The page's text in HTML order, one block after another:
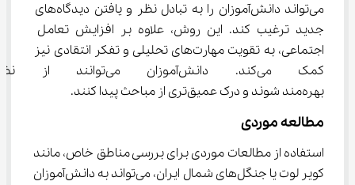
می‌تواند دانش‌آموزان را به تبادل نظر و یافتن دیدگاه‌های
جدید ترغیب کند. این روش، علاوه بر افزایش تعامل
اجتماعی، به تقویت مهارت‌های تحلیلی و تفکر انتقادی نیز
کمک می‌کند. دانش‌آموزان
بهره‌مند شوند و درک عمیق‌تری از مباحث پیدا کنند.
مطالعه موردی
استفاده از مطالعات موردی برای بررسی مناطق خاص، مانند
کویر لوت یا جنگل‌های شمال ایران، می‌تواند به دانش‌آموزان